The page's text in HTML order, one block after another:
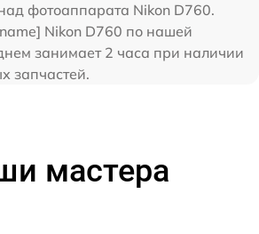
фотоаппарата Nikon D760.
Nikon D760 по нашей
занимает 2 часа при наличии
запчастей.
мастера